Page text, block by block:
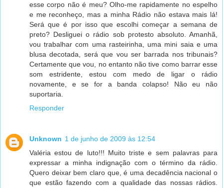
esse corpo não é meu? Olho-me rapidamente no espelho
e me reconheço, mas a minha Rádio não estava mais lá!
Será que é por isso que escolhi começar a semana de
preto? Desliguei o rádio sob protesto absoluto. Amanhã,
vou trabalhar com uma rasteirinha, uma mini saia e uma
blusa decotada, será que vou ser barrada nos tribunais?
Certamente que vou, no entanto não tive como barrar esse
som estridente, estou com medo de ligar o rádio
novamente, e se for a banda colapso! Não eu não
suportaria.
Responder
Unknown 1 de junho de 2009 às 12:54
Valéria estou de luto!!! Muito triste e sem palavras para
expressar a minha indignação com o término da rádio.
Quero deixar bem claro que, é uma decadência nacional o
que estão fazendo com a qualidade das nossas rádios.